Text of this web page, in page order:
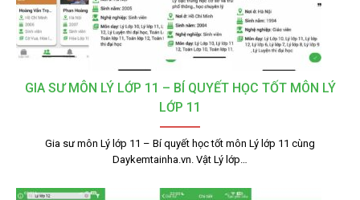
GIA SƯ MÔN LÝ LỚP 11 – BÍ QUYẾT HỌC TỐT MÔN LÝ
LỚP 11
Gia sư môn Lý lớp 11 – Bí quyết học tốt môn Lý lớp 11 cùng
Daykemtainha.vn. Vật Lý lớp…